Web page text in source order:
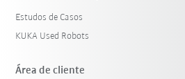
Estudos de Casos
KUKA Used Robots
Área de cliente